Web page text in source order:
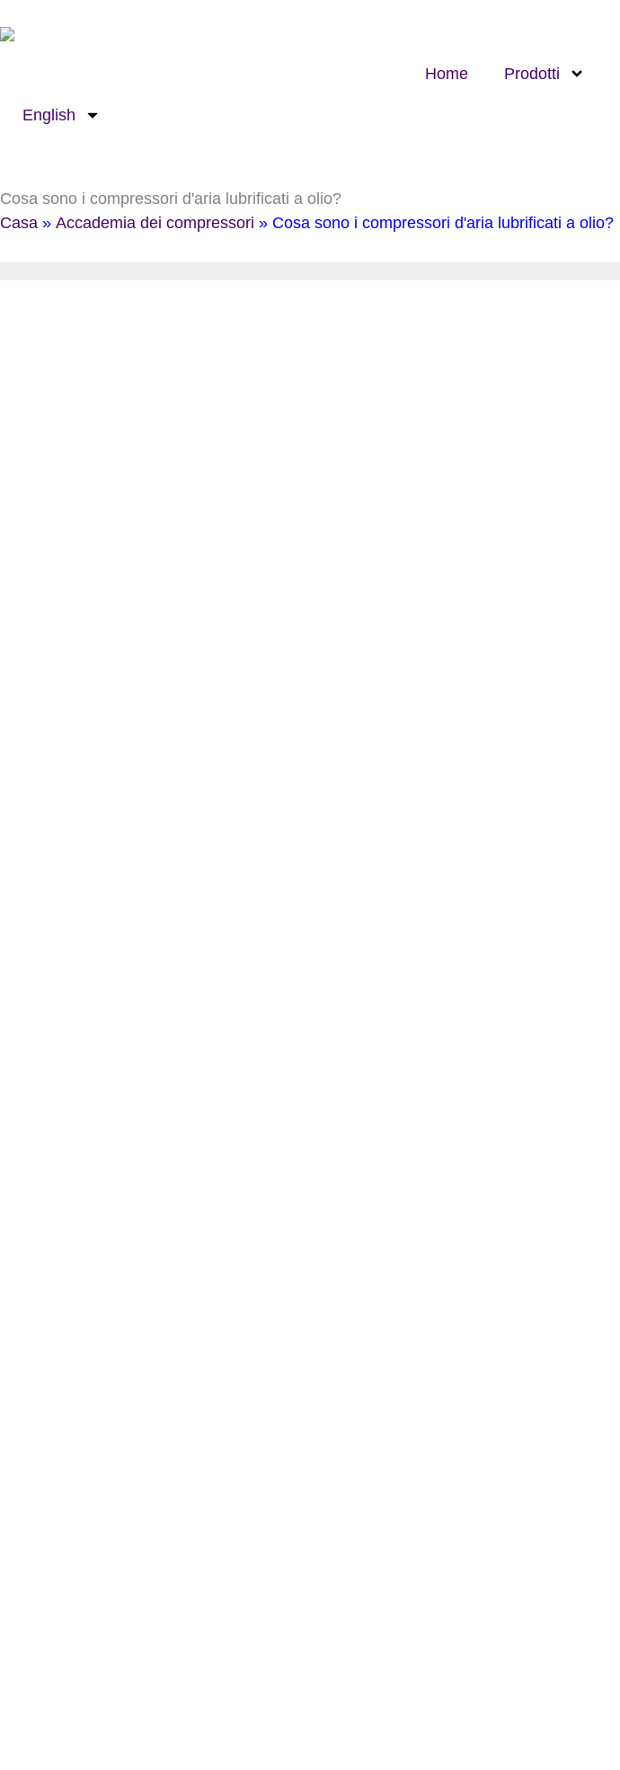
al
Home Prodotti
English
Cosa sono i compressori d'aria lubrificati a olio?
Casa » Accademia dei compressori » Cosa sono i compressori d'aria lubrificati a olio?